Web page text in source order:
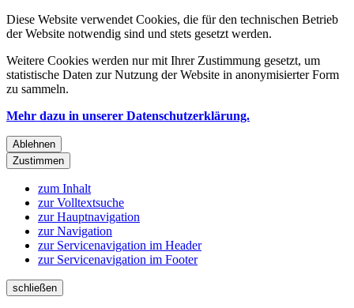
Diese Website verwendet Cookies, die für den technischen Betrieb
der Website notwendig sind und stets gesetzt werden.
Weitere Cookies werden nur mit Ihrer Zustimmung gesetzt, um
statistische Daten zur Nutzung der Website in anonymisierter Form
zu sammeln.
Mehr dazu in unserer Datenschutzerklärung.
Ablehnen
Zustimmen
zum Inhalt
zur Volltextsuche
zur Hauptnavigation
zur Navigation
zur Servicenavigation im Header
zur Servicenavigation im Footer
schließen